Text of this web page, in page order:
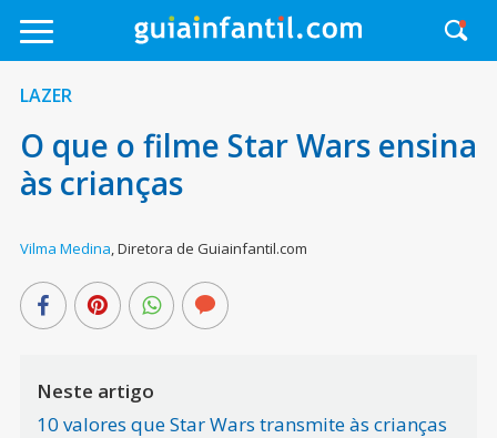
LAZER
O que o filme Star Wars ensina
às crianças
Vilma Medina,Diretora de Guiainfantil.com
Neste artigo
10 valores que Star Wars transmite às crianças